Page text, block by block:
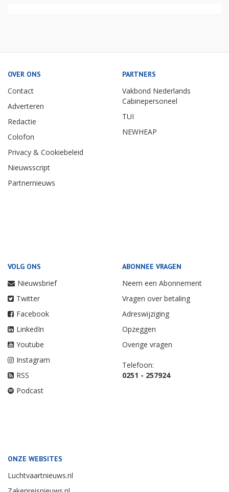
OVER ONS
Contact
Adverteren
Redactie
Colofon
Privacy & Cookiebeleid
Nieuwsscript
Partnernieuws
PARTNERS
Vakbond Nederlands
Cabinepersoneel
TUI
NEWHEAP
VOLG ONS
Nieuwsbrief
Twitter
Facebook
LinkedIn
Youtube
Instagram
RSS
Podcast
ABONNEE VRAGEN
Neem een Abonnement
Vragen over betaling
Adreswijziging
Opzeggen
Overige vragen
Telefoon:
0251 - 257924
ONZE WEBSITES
Luchtvaartnieuws.nl